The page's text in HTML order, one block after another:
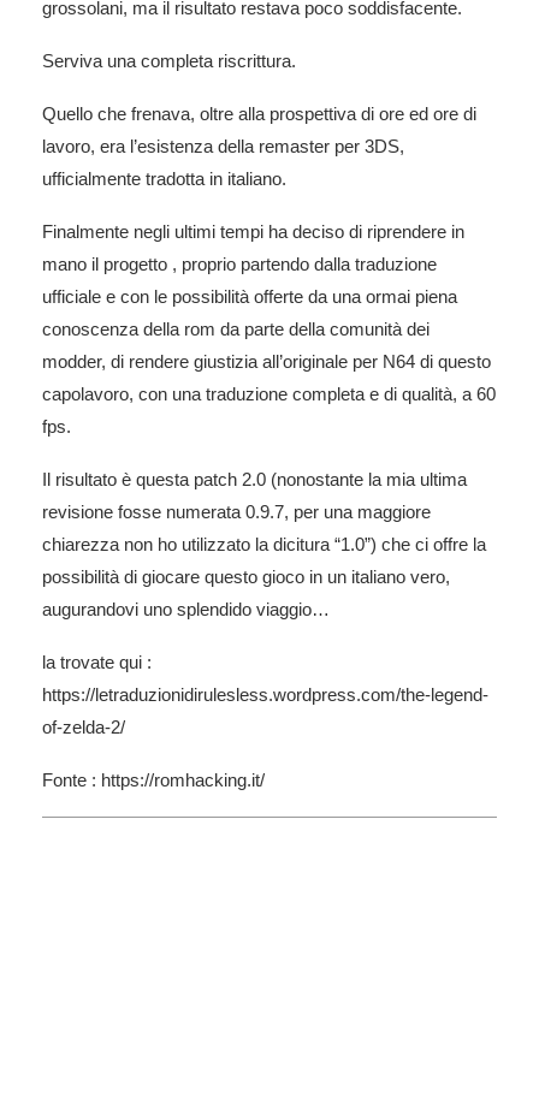
grossolani, ma il risultato restava poco soddisfacente.
Serviva una completa riscrittura.
Quello che frenava, oltre alla prospettiva di ore ed ore di
lavoro, era l’esistenza della remaster per 3DS,
ufficialmente tradotta in italiano.
Finalmente negli ultimi tempi ha deciso di riprendere in
mano il progetto , proprio partendo dalla traduzione
ufficiale e con le possibilità offerte da una ormai piena
conoscenza della rom da parte della comunità dei
modder, di rendere giustizia all’originale per N64 di questo
capolavoro, con una traduzione completa e di qualità, a 60
fps.
Il risultato è questa patch 2.0 (nonostante la mia ultima
revisione fosse numerata 0.9.7, per una maggiore
chiarezza non ho utilizzato la dicitura “1.0”) che ci offre la
possibilità di giocare questo gioco in un italiano vero,
augurandovi uno splendido viaggio…
la trovate qui :
https://letraduzionidirulesless.wordpress.com/the-legend-
of-zelda-2/
Fonte : https://romhacking.it/